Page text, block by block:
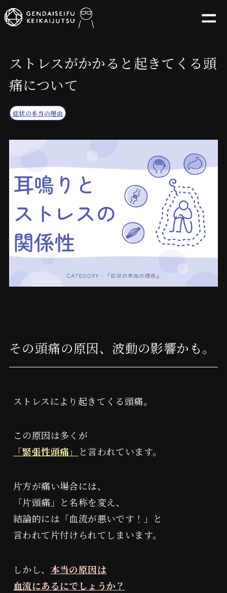
ストレスがかかると起きてくる頭
痛について
症状の本当の理由
その頭痛の原因、波動の影響かも。
ストレスにより起きてくる頭痛。
この原因は多くが
「緊張性頭痛」
と言われています。
片方が痛い場合には、
「片頭痛」と名称を変え、
結論的には「血流が悪いです！」と
言われて片付けられてしまいます。
しかし、 本当の原因は
血流にあるにでしょうか？